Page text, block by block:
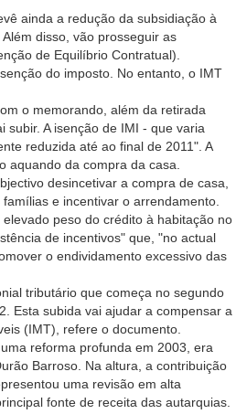
ainda a redução da subsidiação à
disso, vão prosseguir as
de Equilíbrio Contratual).
do imposto. No entanto, o IMT
o memorando, além da retirada
A isenção de IMI - que varia
reduzida até ao final de 2011". A
aquando da compra da casa.
desincetivar a compra de casa,
e incentivar o arrendamento.
peso do crédito à habitação no
de incentivos" que, "no actual
o endividamento excessivo das
tributário que começa no segundo
Esta subida vai ajudar a compensar a
(IMT), refere o documento.
reforma profunda em 2003, era
Barroso. Na altura, a contribuição
uma revisão em alta
fonte de receita das autarquias.